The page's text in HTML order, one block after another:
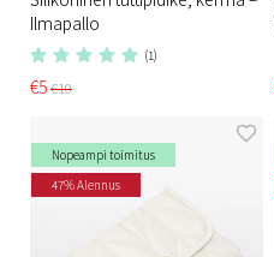
Ilmapallo
(1)
€5€10
Nopeampi toimitus
47% Alennus